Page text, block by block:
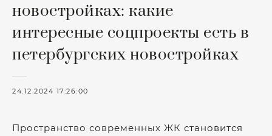
новостройках: какие
интересные соцпроекты есть в
петербургских новостройках
24.12.2024 17:26:00
Пространство современных ЖК становится